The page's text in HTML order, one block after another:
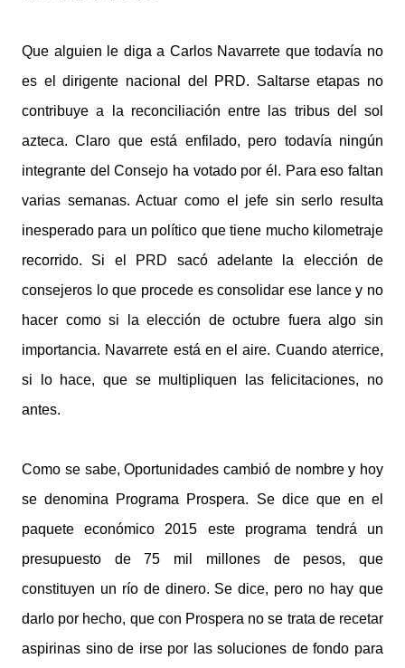
Que alguien le diga a Carlos Navarrete que todavía no
es el dirigente nacional del PRD. Saltarse etapas no
contribuye a la reconciliación entre las tribus del sol
azteca. Claro que está enfilado, pero todavía ningún
integrante del Consejo ha votado por él. Para eso faltan
varias semanas. Actuar como el jefe sin serlo resulta
inesperado para un político que tiene mucho kilometraje
recorrido. Si el PRD sacó adelante la elección de
consejeros lo que procede es consolidar ese lance y no
hacer como si la elección de octubre fuera algo sin
importancia. Navarrete está en el aire. Cuando aterrice,
si lo hace, que se multipliquen las felicitaciones, no
antes.
Como se sabe, Oportunidades cambió de nombre y hoy
se denomina Programa Prospera. Se dice que en el
paquete económico 2015 este programa tendrá un
presupuesto de 75 mil millones de pesos, que
constituyen un río de dinero. Se dice, pero no hay que
darlo por hecho, que con Prospera no se trata de recetar
aspirinas sino de irse por las soluciones de fondo para